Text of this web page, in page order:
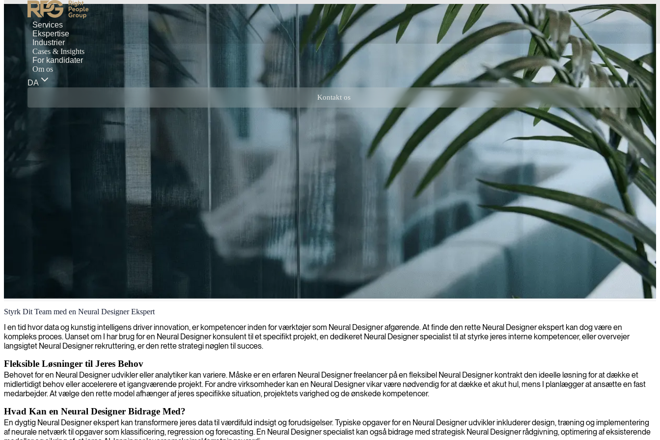
Services
Ekspertise
Industrier
Cases & Insights
For kandidater
Om os
DA
Kontakt os
Neural Designer-specialist
Styrk Dit Team med en Neural Designer Ekspert
I en tid hvor data og kunstig intelligens driver innovation, er kompetencer inden for værktøjer som Neural Designer afgørende. At finde den rette Neural Designer ekspert kan dog være en
kompleks proces. Uanset om I har brug for en Neural Designer konsulent til et specifikt projekt, en dedikeret Neural Designer specialist til at styrke jeres interne kompetencer, eller overvejer
langsigtet Neural Designer rekruttering, er den rette strategi nøglen til succes.
Fleksible Løsninger til Jeres Behov
Behovet for en Neural Designer udvikler eller analytiker kan variere. Måske er en erfaren Neural Designer freelancer på en fleksibel Neural Designer kontrakt den ideelle løsning for at dække et
midlertidigt behov eller accelerere et igangværende projekt. For andre virksomheder kan en Neural Designer vikar være nødvendig for at dække et akut hul, mens I planlægger at ansætte en fast
medarbejder. At vælge den rette model afhænger af jeres specifikke situation, projektets varighed og de ønskede kompetencer.
Hvad Kan en Neural Designer Bidrage Med?
En dygtig Neural Designer ekspert kan transformere jeres data til værdifuld indsigt og forudsigelser. Typiske opgaver for en Neural Designer udvikler inkluderer design, træning og implementering
af neurale netværk til opgaver som klassificering, regression og forecasting. En Neural Designer specialist kan også bidrage med strategisk Neural Designer rådgivning, optimering af eksisterende